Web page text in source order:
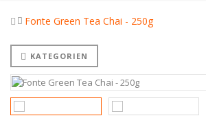
Fonte Green Tea Chai - 250g
KATEGORIEN